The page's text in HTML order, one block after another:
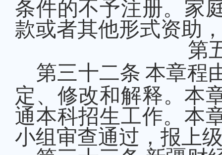
条件的不予注册。家
款或者其他形式资助
第
第三十二条 本章程
定、修改和解释。本
通本科招生工作。本
小组审查通过，报上